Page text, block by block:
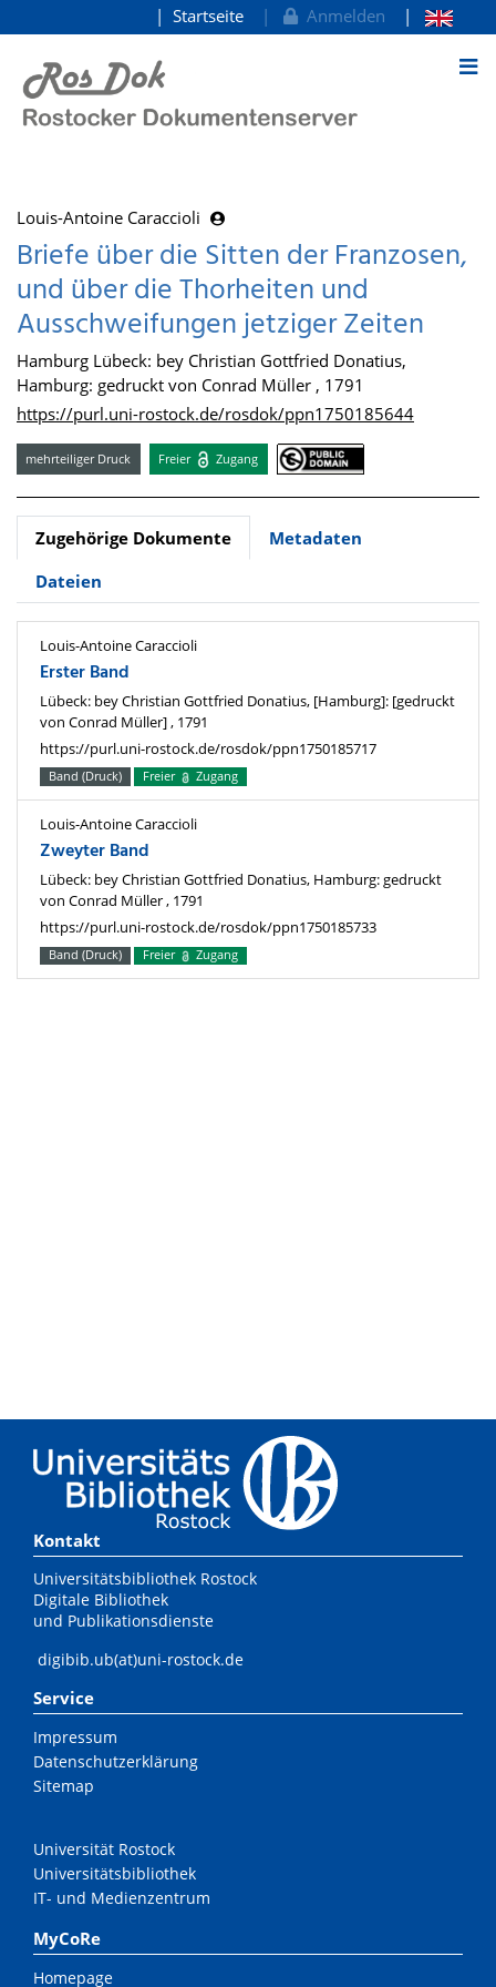
zum Inhalt
Startseite Anmelden
Louis-Antoine Caraccioli
Briefe über die Sitten der Franzosen,
und über die Thorheiten und
Ausschweifungen jetziger Zeiten
Hamburg Lübeck: bey Christian Gottfried Donatius,
Hamburg: gedruckt von Conrad Müller , 1791
https://purl.uni-rostock.de/rosdok/ppn1750185644
mehrteiliger Druck Freier Zugang
Zugehörige Dokumente
Metadaten
Dateien
Louis-Antoine Caraccioli
Erster Band
Lübeck: bey Christian Gottfried Donatius, [Hamburg]: [gedruckt
von Conrad Müller] , 1791
https://purl.uni-rostock.de/rosdok/ppn1750185717
Band (Druck) Freier Zugang
Louis-Antoine Caraccioli
Zweyter Band
Lübeck: bey Christian Gottfried Donatius, Hamburg: gedruckt
von Conrad Müller , 1791
https://purl.uni-rostock.de/rosdok/ppn1750185733
Band (Druck) Freier Zugang
Kontakt
Universitätsbibliothek Rostock
Digitale Bibliothek
und Publikationsdienste
digibib.ub(at)uni-rostock.de
Service
Impressum
Datenschutzerklärung
Sitemap
Universität Rostock
Universitätsbibliothek
IT- und Medienzentrum
MyCoRe
Homepage